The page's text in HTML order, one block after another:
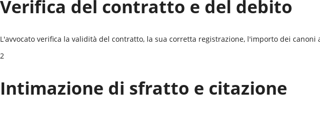
Verifica del contratto e del debito
L'avvocato verifica la validità del contratto, la sua corretta registrazione, l'importo dei
2
Intimazione di sfratto e citazione